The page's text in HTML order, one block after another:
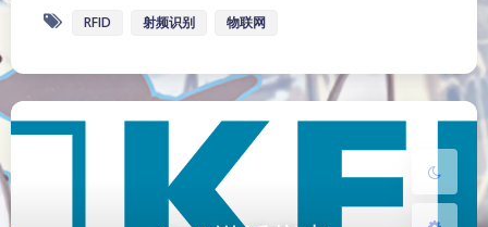
浅阴影 深阴影
关闭
RFID 射频识别 物联网